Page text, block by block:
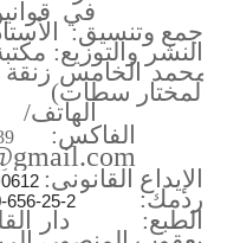
في
جمع وتنسيق:
النشر والتوزيع:
محمد الخامس زنقة
المختار سطات)
الهاتف/
الفاكس:
الإيداع القانوني:
ردمك: 656-25-2
الطبع: دار